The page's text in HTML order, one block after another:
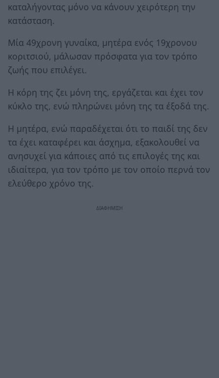
καταλήγοντας μόνο να κάνουν χειρότερη την
κατάσταση.
Μία 49χρονη γυναίκα, μητέρα ενός 19χρονου
κοριτσιού, μάλωσαν πρόσφατα για τον τρόπο
ζωής που επιλέγει.
Η κόρη της ζει μόνη της, εργάζεται και έχει τον
κύκλο της, ενώ πληρώνει μόνη της τα έξοδά της.
Η μητέρα, ενώ παραδέχεται ότι το παιδί της δεν
τα έχει καταφέρει και άσχημα, εξακολουθεί να
ανησυχεί για κάποιες από τις επιλογές της και
ιδιαίτερα, για τον τρόπο με τον οποίο περνά τον
ελεύθερο χρόνο της.